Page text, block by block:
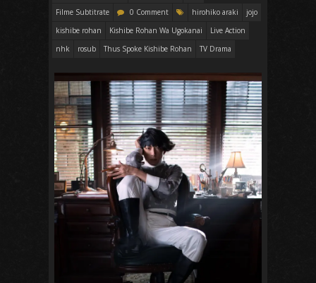
Filme Subtitrate
0 Comment hirohiko araki
jojo
kishibe rohan
Kishibe Rohan Wa Ugokanai
Live Action
nhk
rosub Thus Spoke Kishibe Rohan TV Drama